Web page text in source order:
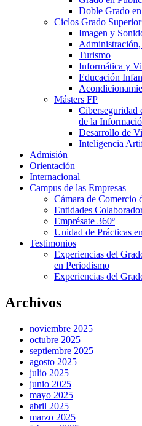
Doble Grado
Ciclos Grado Superior
Imagen y
Turismo
Informática y
Educación
Másters FP
Ciberseguridad
de la
Desarrollo de
Inteligencia
Admisión
Orientación
Internacional
Campus de las Empresas
Cámara de Comercio
Entidades
Emprésate 360º
Unidad de Prácticas
Testimonios
Experiencias del
en Periodismo
Experiencias del
Archivos
noviembre 2025
octubre 2025
septiembre 2025
agosto 2025
julio 2025
junio 2025
mayo 2025
abril 2025
marzo 2025